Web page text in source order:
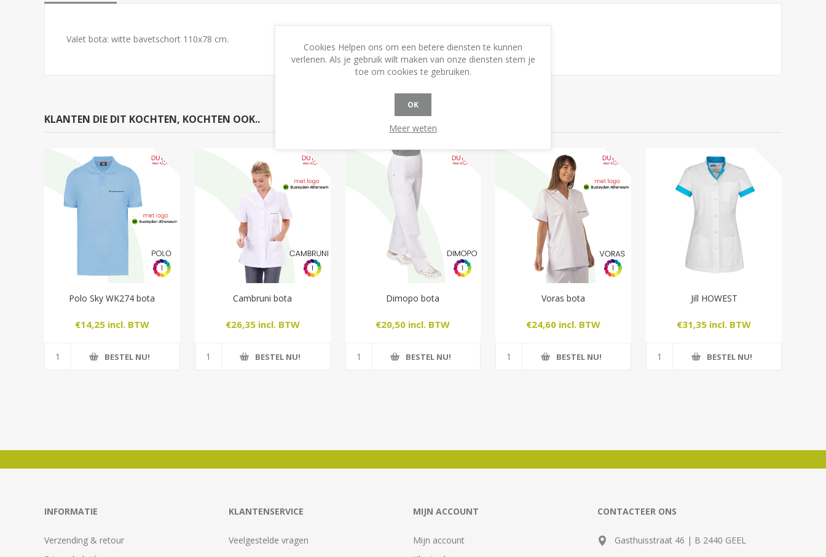
Valet bota: witte bavetschort 110x78 cm.
KLANTEN DIE DIT KOCHTEN, KOCHTEN OOK..
Polo Sky WK274 bota
€14,25 incl. BTW
BESTEL NU!
Cambruni bota
€26,35 incl. BTW
BESTEL NU!
Dimopo bota
€20,50 incl. BTW
BESTEL NU!
Voras bota
€24,60 incl. BTW
BESTEL NU!
Jill HOWEST
€31,35 incl. BTW
BESTEL NU!
INFORMATIE
Verzending & retour
KLANTENSERVICE
Veelgestelde vragen
MIJN ACCOUNT
Mijn account
CONTACTEER ONS
Gasthuisstraat 46 | B 2440 GEEL
Cookies Helpen ons om een betere diensten te kunnen
verlenen. Als je gebruik wilt maken van onze diensten stem je
toe om cookies te gebruiken.
OK
Meer weten